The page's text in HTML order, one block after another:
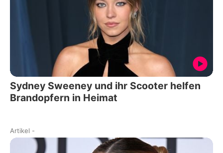
Sydney Sweeney und ihr Scooter helfen
Brandopfern in Heimat
Artikel -